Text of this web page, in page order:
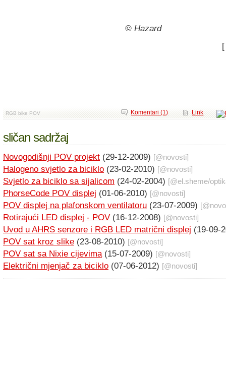
© Hazard
RGB bike POV Link
Komentari (1)
sličan sadržaj
Novogodišnji POV projekt (29-12-2009) [@novosti]
Halogeno svjetlo za biciklo (23-02-2010) [@novosti]
Svjetlo za biciklo sa sijalicom (24-02-2004) [@el.sheme/
PhorseCode POV displej (01-06-2010) [@novosti]
POV displej na plafonskom ventilatoru (23-07-2009) [@
Rotirajući LED displej - POV (16-12-2008) [@novosti]
Uvod u AHRS senzore i RGB LED matrični displej (19-09-
POV sat kroz slike (23-08-2010) [@novosti]
POV sat sa Nixie cijevima(15-07-2009) [@novosti]
Električni mjenjač za biciklo (07-06-2012) [@novosti]